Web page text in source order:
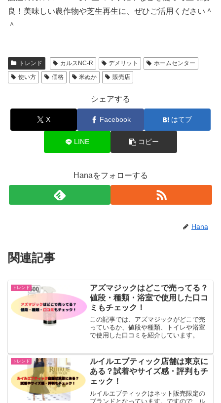
良！美味しい農作物や芝生再生に、ぜひご活用ください＾
＾
トレンド カルスNC-R デメリット
ホームセンター
使い方
価格 米ぬか 販売店
シェアする
X Facebook はてブ
LINE コピー
Hanaをフォローする
Hana
関連記事
トレンド
アズマジックはどこで売ってる？
値段・種類・浴室で使用した口コ
ミもチェック！
この記事では、アズマジックがどこで売
っているか、値段や種類、トイレや浴室
で使用した口コミを紹介しています。
トレンド
ルイルエブティック店舗は東京に
ある？試着やサイズ感・評判もチ
ェック！
ルイルエブティックはネット販売限定の
ブランドとなっています。ですので、ル